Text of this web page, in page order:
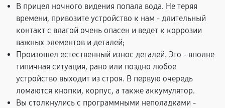
В прицел ночного видения попала вода. Не теряя
времени, привозите устройство к нам - длительный
контакт с влагой очень опасен и ведет к коррозии
важных элементов и деталей;
Произошел естественный износ деталей. Это - вполне
типичная ситуация, рано или поздно любое
устройство выходит из строя. В первую очередь
ломаются кнопки, корпус, а также аккумулятор.
Вы столкнулись с программными неполадками -